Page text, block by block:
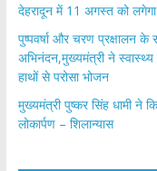
​देहरादून में 11 अगस्त को लगेगा
पुष्पवर्षा और चरण प्रक्षालन के
अभिनंदन,मुख्यमंत्री ने
हाथों से परोसा भोजन
मुख्यमंत्री पुष्कर सिंह धामी ने
लोकार्पण – शिलान्यास